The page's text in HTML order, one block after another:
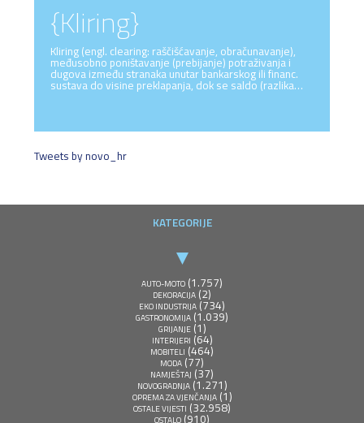
{Kliring}
Kliring (engl. clearing: raščišćavanje, obračunavanje),
međusobno poništavanje (prebijanje) potraživanja i
dugova između stranaka unutar bankarskog ili financ.
sustava do visine preklapanja, dok se saldo (razlika…
Tweets by novo_hr
KATEGORIJE
AUTO-MOTO (1.757)
DEKORACIJA (2)
EKO INDUSTRIJA (734)
GASTRONOMIJA (1.039)
GRIJANJE(1)
INTERIJERI (64)
MOBITELI (464)
MODA (77)
NAMJEŠTAJ (37)
NOVOGRADNJA(1.271)
OPREMA ZA VJENČANJA(1)
OSTALE VIJESTI (32.958)
OSTALO (910)